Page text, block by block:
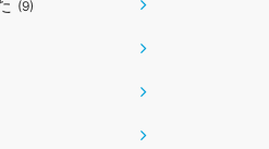
(9)